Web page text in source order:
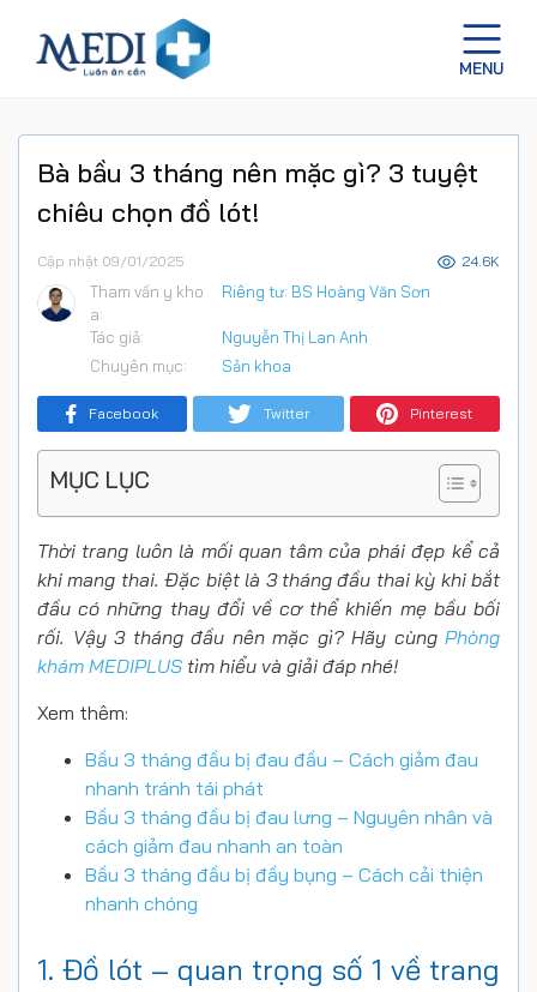
Bà bầu 3 tháng nên mặc gì? 3 tuyệt
chiêu chọn đồ lót!
Cập nhật 09/01/2025 24.6K
Tham vấn y kho
a:
Riêng tư: BS Hoàng Văn Sơn
Tác giả:
Nguyễn Thị Lan Anh
Chuyên mục:
Sản khoa
Facebook Twitter Pinterest
MỤC LỤC
Thời trang luôn là mối quan tâm của phái đẹp kể cả
khi mang thai. Đặc biệt là 3 tháng đầu thai kỳ khi bắt
đầu có những thay đổi về cơ thể khiến mẹ bầu bối
rối. Vậy 3 tháng đầu nên mặc gì? Hãy cùng Phòng
khám MEDIPLUS tìm hiểu và giải đáp nhé!
Xem thêm:
Bầu 3 tháng đầu bị đau đầu – Cách giảm đau
nhanh tránh tái phát
Bầu 3 tháng đầu bị đau lưng – Nguyên nhân và
cách giảm đau nhanh an toàn
Bầu 3 tháng đầu bị đầy bụng – Cách cải thiện
nhanh chóng
1. Đồ lót – quan trọng số 1 về trang